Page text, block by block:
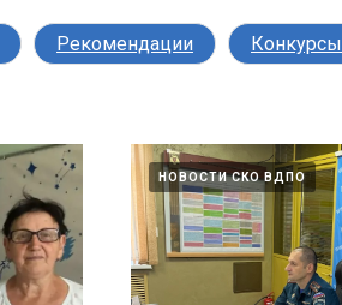
Рекомендации Конкурсы
НОВОСТИ СКО ВДПО